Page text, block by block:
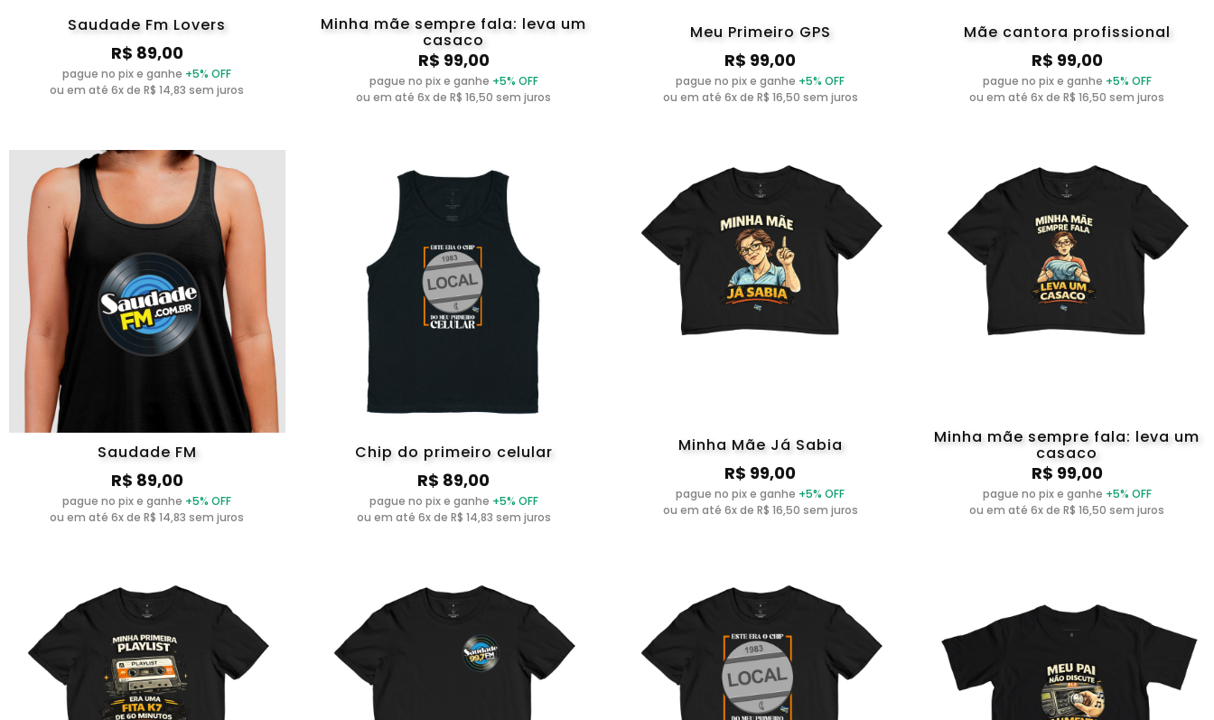
Saudade Fm Lovers
R$ 89,00
pague no pix e ganhe +5% OFF
ou em até 6x de R$ 14,83 sem juros
Minha mãe sempre fala: leva um
casaco
R$ 99,00
pague no pix e ganhe +5% OFF
ou em até 6x de R$ 16,50 sem juros
Meu Primeiro GPS
R$ 99,00
pague no pix e ganhe +5% OFF
ou em até 6x de R$ 16,50 sem juros
Mãe cantora profissional
R$ 99,00
pague no pix e ganhe +5% OFF
ou em até 6x de R$ 16,50 sem juros
Saudade FM
R$ 89,00
pague no pix e ganhe +5% OFF
ou em até 6x de R$ 14,83 sem juros
Chip do primeiro celular
R$ 89,00
pague no pix e ganhe +5% OFF
ou em até 6x de R$ 14,83 sem juros
Minha Mãe Já Sabia
R$ 99,00
pague no pix e ganhe +5% OFF
ou em até 6x de R$ 16,50 sem juros
Minha mãe sempre fala: leva um
casaco
R$ 99,00
pague no pix e ganhe +5% OFF
ou em até 6x de R$ 16,50 sem juros